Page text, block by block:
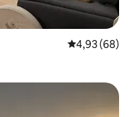
Średnia
4,93 (68)